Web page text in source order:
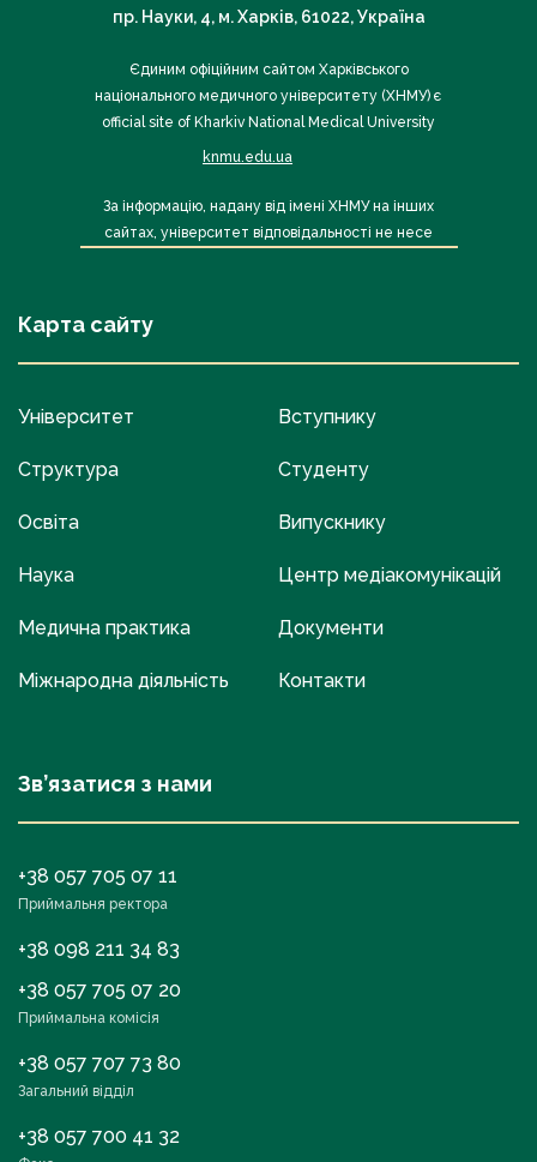
пр. Науки, 4, м. Харків, 61022, Україна
Єдиним офіційним сайтом Харківського
національного медичного університету (ХНМУ) є
official site of Kharkiv National Medical University
knmu.edu.ua
За інформацію, надану від імені ХНМУ на інших
сайтах, університет відповідальності не несе
Карта сайту
Університет
Структура
Освіта
Наука
Медична практика
Міжнародна діяльність
Вступнику
Студенту
Випускнику
Центр медіакомунікацій
Документи
Контакти
Зв’язатися з нами
+38 057 705 07 11
Приймальня ректора
+38 098 211 34 83
+38 057 705 07 20
Приймальна комісія
+38 057 707 73 80
Загальний відділ
+38 057 700 41 32